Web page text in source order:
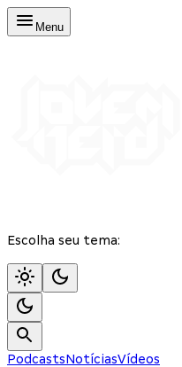
Menu
Escolha seu tema:
PodcastsNotíciasVídeos